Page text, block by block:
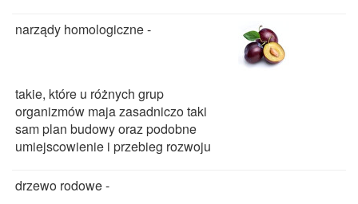
narządy homologiczne -
takie, które u różnych grup
organizmów maja zasadniczo taki
sam plan budowy oraz podobne
umiejscowienie i przebieg rozwoju
drzewo rodowe -